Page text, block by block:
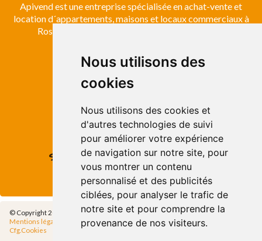
Nous utilisons des
cookies
Nous utilisons des cookies et
d'autres technologies de suivi
pour améliorer votre expérience
de navigation sur notre site, pour
vous montrer un contenu
personnalisé et des publicités
ciblées, pour analyser le trafic de
notre site et pour comprendre la
provenance de nos visiteurs.
Apivend est une entreprise spécialisée en achat-vente et
location d´appartements, maisons et locaux commerciaux à
Roses, Empuriabrava, Costa Brava et Emporda.
Avda. de Rhode, 64
Tel. +34 972 15 26 68
info@apivend.com
Suivez-
© Copyright 2014 - Apivend 2000 SL | Tous les droits sont réservés
Mentions légales
Politique de confidentialité|Politique de Cookies
Cfg.Cookies